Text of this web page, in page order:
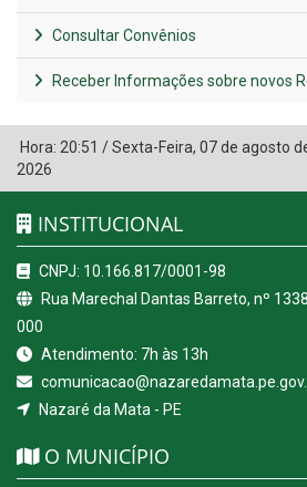
Consultar Convênios
Receber Informações sobre novos
Hora: 20:51 /Sexta-Feira, 07 de agosto
2026
INSTITUCIONAL
CNPJ: 10.166.817/0001-98
Rua Marechal Dantas Barreto, nº
000
Atendimento: 7h às 13h
Nazaré da Mata - PE
O MUNICÍPIO